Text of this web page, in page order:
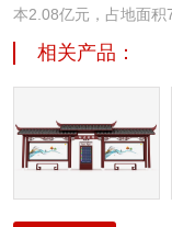
本2.08亿元，占地面积
专业技术人才占比70%
照明、公路交通安全设
电、电力承装修试、
工程管理及运营等专
相关产品：